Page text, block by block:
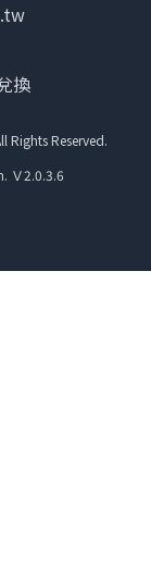
換
Rights Reserved.
Ｖ2.0.3.6